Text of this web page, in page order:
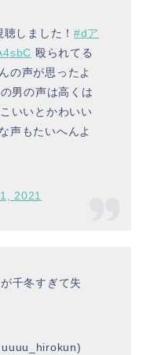
聴しました！#dア
殴られてる
の声が思ったよ
男の声は高くは
いいとかわいい
声もたいへんよ
2021
千冬すぎて失